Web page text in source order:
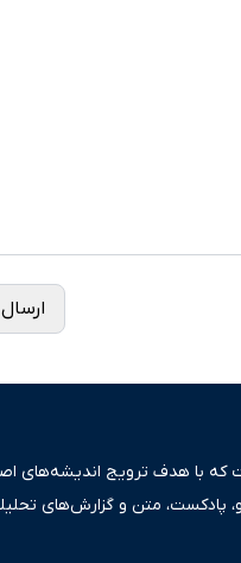
با هدف ترویج اندیشه‌های
پادکست، متن و گزارش‌های